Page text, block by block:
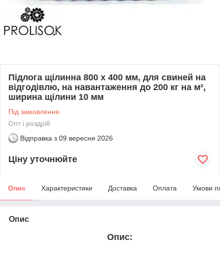
Підлога щілинна 800 x 400 мм, для свиней на
відгодівлю, на навантаження до 200 кг на м²,
ширина щілини 10 мм
Під замовлення
Опт і роздріб
Відправка з 09 вересня 2026
Ціну уточнюйте
Опис Характеристики Доставка Оплата Умови
Опис
Опис: